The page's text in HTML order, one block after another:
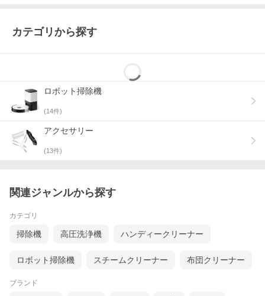
カテゴリから探す
ロボット掃除機
(14件)
アクセサリー
(13件)
関連ジャンルから探す
カテゴリ
掃除機 高圧洗浄機 ハンディークリーナー
ロボット掃除機 スチームクリーナー 布団クリーナー
ブランド